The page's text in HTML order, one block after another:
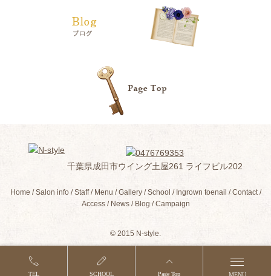
TEL SCHOOL Page Top MENU
千葉県成田市ウイング土屋261 ライフビル202
Home Salon info Staff Menu Gallery School Ingrown toenail
Contact
Access
News Blog Campaign
© 2015 N-style.